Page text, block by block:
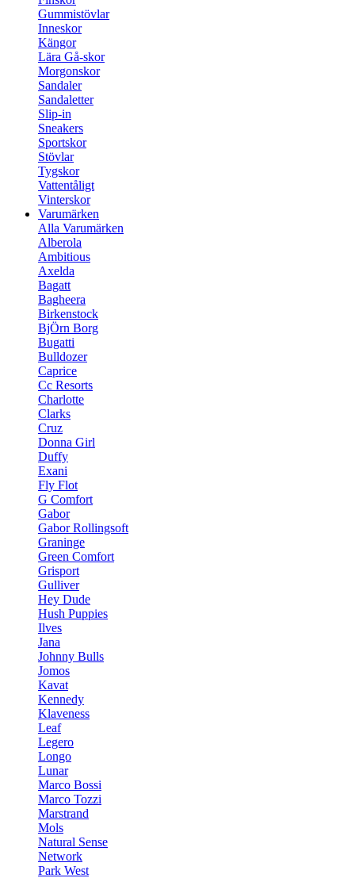
Gummistövlar
Inneskor
Kängor
Lära Gå-skor
Morgonskor
Sandaler
Sandaletter
Slip-in
Sneakers
Sportskor
Stövlar
Tygskor
Vattentåligt
Vinterskor
Varumärken
Alla Varumärken
Alberola
Ambitious
Axelda
Bagatt
Bagheera
Birkenstock
BjÖrn Borg
Bugatti
Bulldozer
Caprice
Cc Resorts
Charlotte
Clarks
Cruz
Donna Girl
Duffy
Exani
Fly Flot
G Comfort
Gabor
Gabor Rollingsoft
Graninge
Green Comfort
Grisport
Gulliver
Hey Dude
Hush Puppies
Ilves
Jana
Johnny Bulls
Jomos
Kavat
Kennedy
Klaveness
Leaf
Legero
Longo
Lunar
Marco Bossi
Marco Tozzi
Marstrand
Mols
Natural Sense
Network
Park West